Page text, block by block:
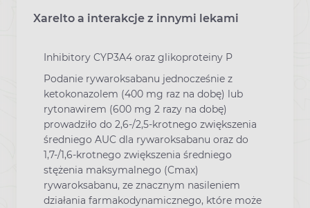
Xarelto a interakcje z innymi lekami
Inhibitory CYP3A4 oraz glikoproteiny P
Podanie rywaroksabanu jednocześnie z
ketokonazolem (400 mg raz na dobę) lub
rytonawirem (600 mg 2 razy na dobę)
prowadziło do 2,6-/2,5-krotnego zwiększenia
średniego AUC dla rywaroksabanu oraz do
1,7-/1,6-krotnego zwiększenia średniego
stężenia maksymalnego (Cmax)
rywaroksabanu, ze znacznym nasileniem
działania farmakodynamicznego, które może